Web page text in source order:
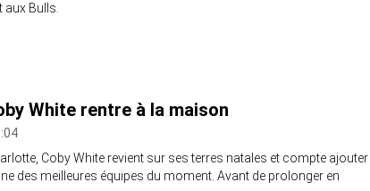
Bulls.
White rentre à la maison
Coby White revient sur ses terres natales et compte ajouter
des meilleures équipes du moment. Avant de prolonger en